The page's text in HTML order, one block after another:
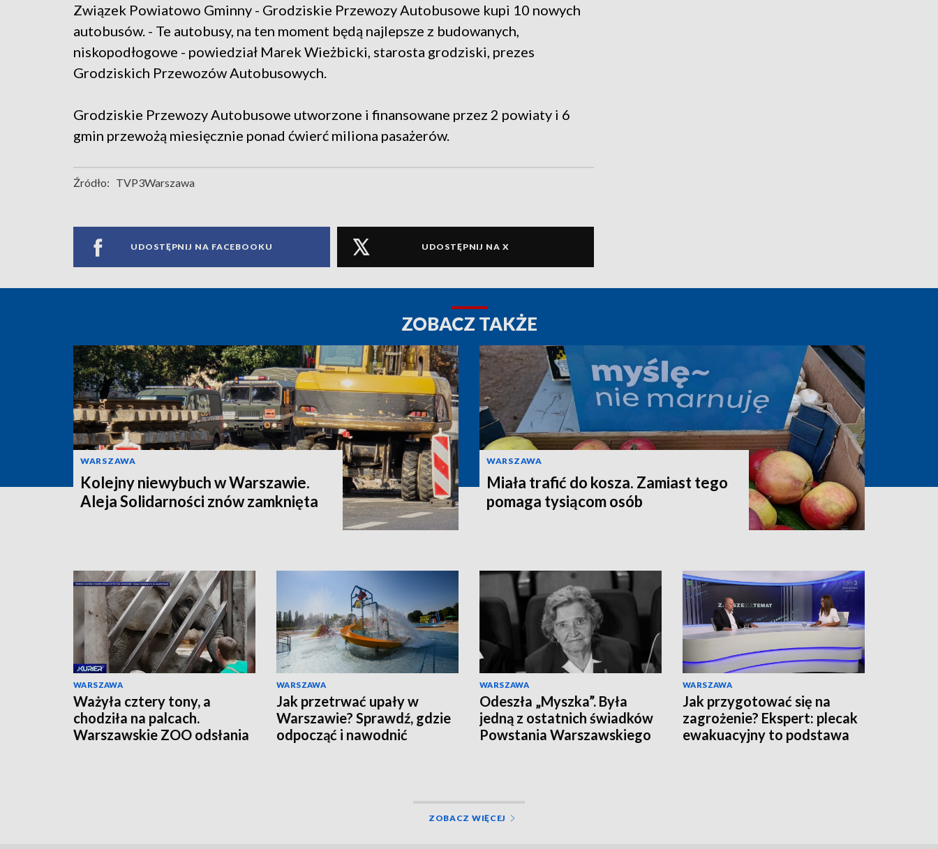
Związek Powiatowo Gminny - Grodziskie Przewozy Autobusowe kupi 10 nowych
autobusów. - Te autobusy, na ten moment będą najlepsze z budowanych,
niskopodłogowe - powiedział Marek Wieżbicki, starosta grodziski, prezes
Grodziskich Przewozów Autobusowych.
Grodziskie Przewozy Autobusowe utworzone i finansowane przez 2 powiaty i 6
gmin przewożą miesięcznie ponad ćwierć miliona pasażerów.
Źródło: TVP3Warszawa
UDOSTĘPNIJ NA FACEBOOKU UDOSTĘPNIJ NA X
ZOBACZ TAKŻE
WARSZAWA
Kolejny niewybuch w Warszawie.
Aleja Solidarności znów zamknięta
WARSZAWA
Miała trafić do kosza. Zamiast tego
pomaga tysiącom osób
WARSZAWA
Ważyła cztery tony, a
chodziła na palcach.
Warszawskie ZOO odsłania
WARSZAWA
Jak przetrwać upały w
Warszawie? Sprawdź, gdzie
odpocząć i nawodnić
WARSZAWA
Odeszła „Myszka”. Była
jedną z ostatnich świadków
Powstania Warszawskiego
WARSZAWA
Jak przygotować się na
zagrożenie? Ekspert: plecak
ewakuacyjny to podstawa
ZOBACZ WIĘCEJ